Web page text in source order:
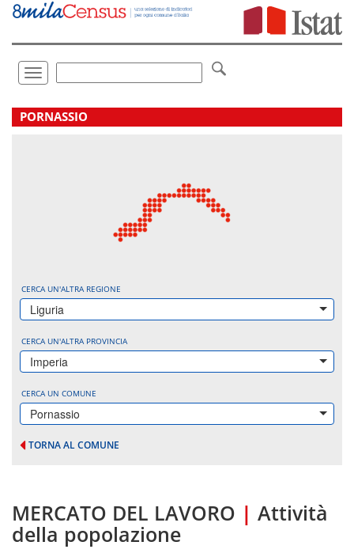
Vai
direttamente
Toggle
navigation
.
PORNASSIO
CERCA UN'ALTRA REGIONE
Liguria
CERCA UN'ALTRA PROVINCIA
Imperia
CERCA UN COMUNE
Pornassio
TORNA AL COMUNE
MERCATO DEL LAVORO | Attività
della popolazione